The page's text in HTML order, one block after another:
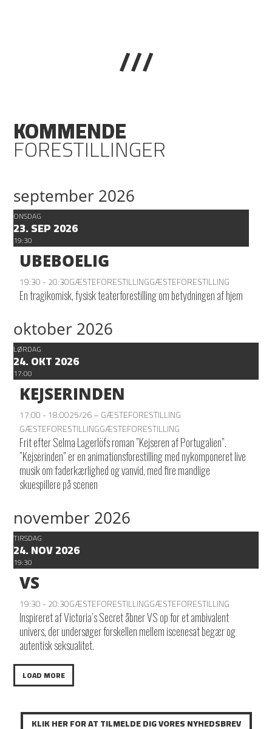
///
KOMMENDE
FORESTILLINGER
september 2026
ONSDAG
23. SEP 2026
19:30
UBEBOELIG
19:30 - 20:30GÆSTEFORESTILLINGGÆSTEFORESTILLING
En tragikomisk, fysisk teaterforestilling om betydningen af hjem
oktober 2026
LØRDAG
24. OKT 2026
17:00
KEJSERINDEN
17:00 - 18:0025/26 – GÆSTEFORESTILLING
GÆSTEFORESTILLINGGÆSTEFORESTILLING
Frit efter Selma Lagerlöfs roman ”Kejseren af Portugalien”.
”Kejserinden” er en animationsforestilling med nykomponeret live
musik om faderkærlighed og vanvid, med fire mandlige
skuespillere på scenen
november 2026
TIRSDAG
24. NOV 2026
19:30
VS
19:30 - 20:30GÆSTEFORESTILLINGGÆSTEFORESTILLING
Inspireret af Victoria’s Secret åbner VS op for et ambivalent
univers, der undersøger forskellen mellem iscenesat begær og
autentisk seksualitet.
LOAD MORE
KLIK HER FOR AT TILMELDE DIG VORES NYHEDSBREV